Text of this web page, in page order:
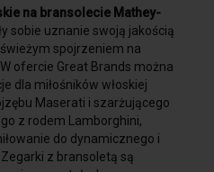
na bransolecie Mathey-
sobie uznanie swoją jakością
spojrzeniem na
ofercie Great Brands można
dla miłośników włoskiej
Maserati i szarżującego
z rodem Lamborghini,
do dynamicznego i